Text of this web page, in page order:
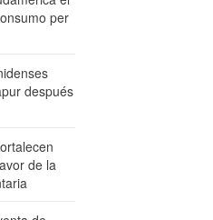
per
después
de la